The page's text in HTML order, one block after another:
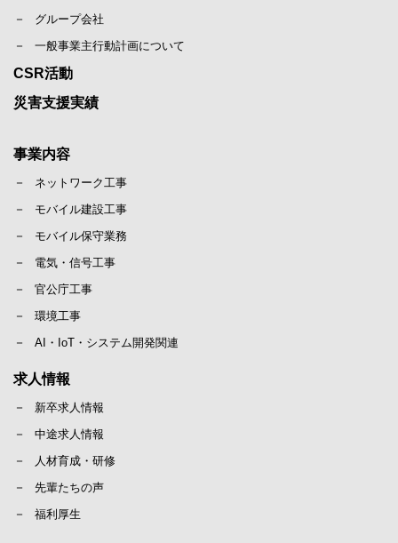
グループ会社
一般事業主行動計画について
CSR活動
災害支援実績
事業内容
ネットワーク工事
モバイル建設工事
モバイル保守業務
電気・信号工事
官公庁工事
環境工事
AI・IoT・システム開発関連
求人情報
新卒求人情報
中途求人情報
人材育成・研修
先輩たちの声
福利厚生